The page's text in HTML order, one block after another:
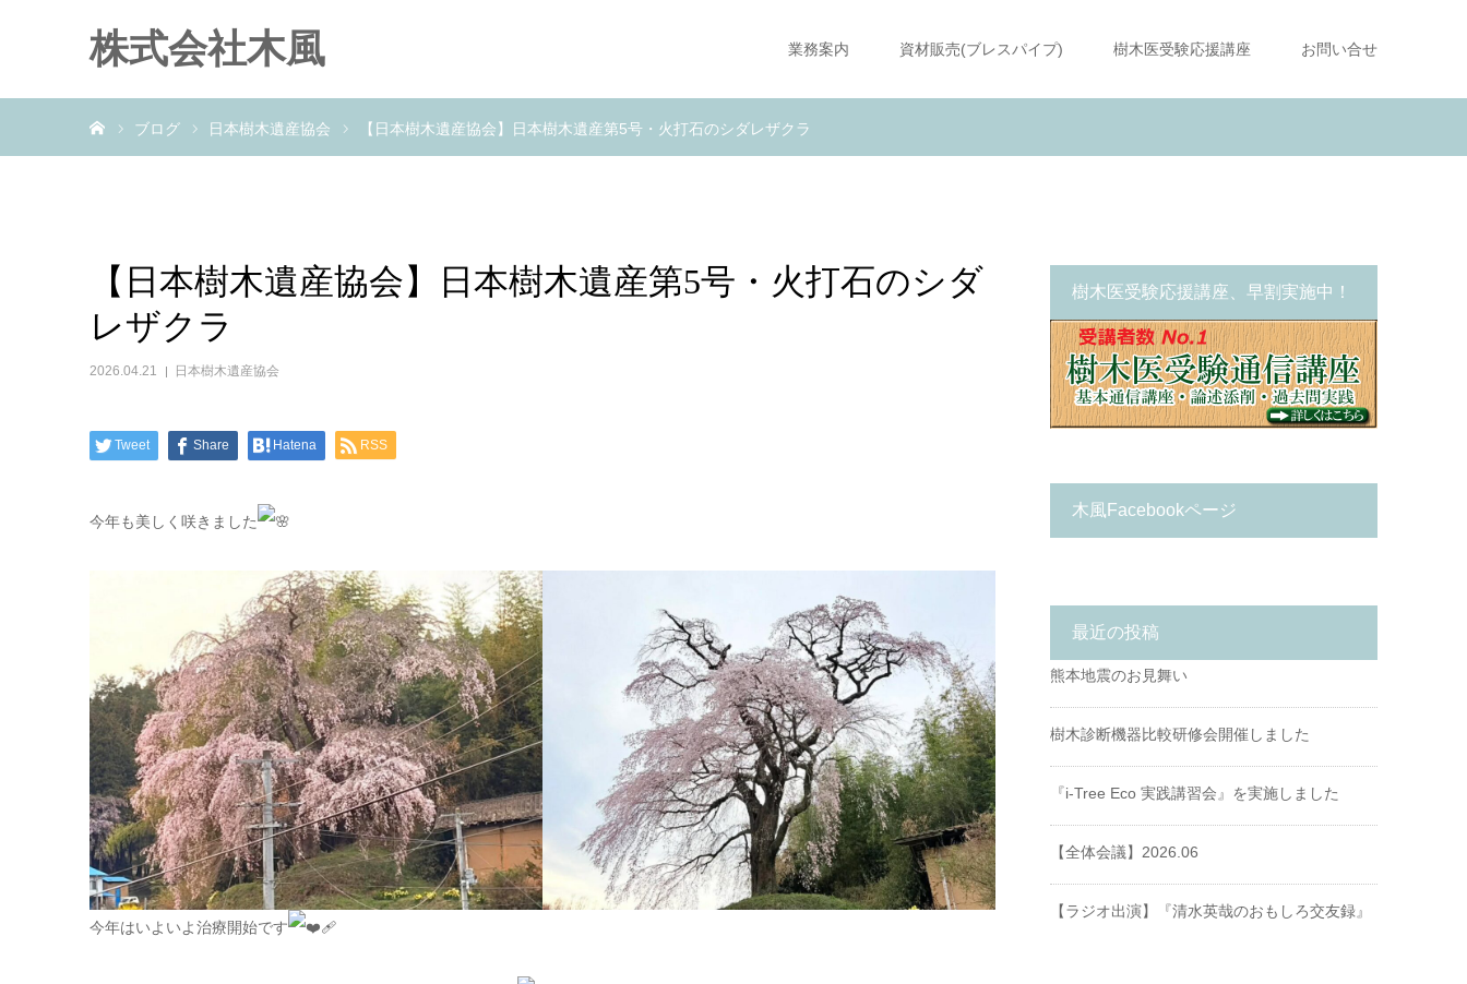
株式会社木風 業務案内 資材販売(ブレスパイプ) 樹木医受験応援講座 お問い合せ
ブログ 日本樹木遺産協会 【日本樹木遺産協会】日本樹木遺産第5号・火打石のシダレザクラ
【日本樹木遺産協会】日本樹木遺産第5号・火打石のシダ
レザクラ
2026.04.21 日本樹木遺産協会
Tweet Share Hatena RSS
今年も美しく咲きました
今年はいよいよ治療開始です
樹木医受験応援講座、早割実施中！
木風Facebookページ
最近の投稿
熊本地震のお見舞い
樹木診断機器比較研修会開催しました
『i-Tree Eco 実践講習会』を実施しました
【全体会議】2026.06
【ラジオ出演】『清水英哉のおもしろ交友録』